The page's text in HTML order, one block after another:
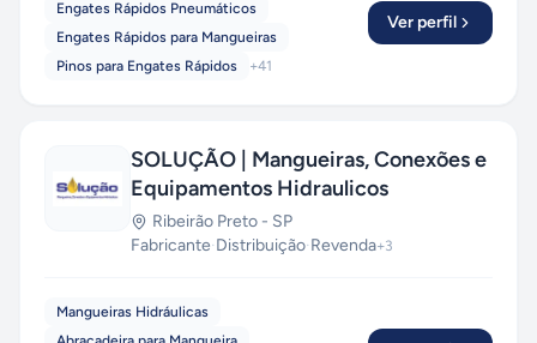
Engates Rápidos Pneumáticos
Engates Rápidos para Mangueiras
Pinos para Engates Rápidos
+41
Ver perfil
SOLUÇÃO | Mangueiras, Conexões e
Equipamentos Hidraulicos
Ribeirão Preto - SP
Fabricante·Distribuição·Revenda+3
Mangueiras Hidráulicas